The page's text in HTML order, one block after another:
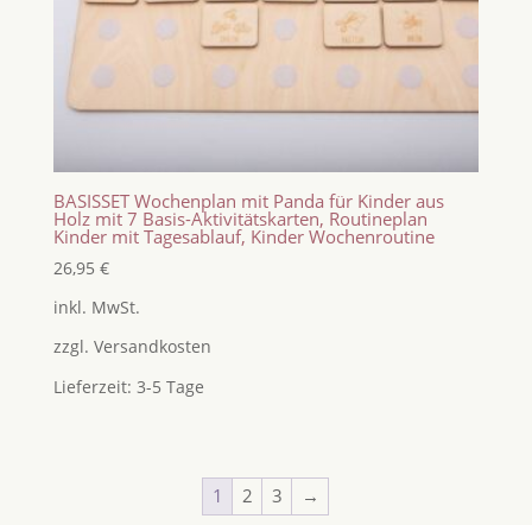
BASISSET Wochenplan mit Panda für Kinder aus
Holz mit 7 Basis-Aktivitätskarten, Routineplan
Kinder mit Tagesablauf, Kinder Wochenroutine
26,95 €
inkl. MwSt.
zzgl. Versandkosten
Lieferzeit: 3-5 Tage
1 2 3 →